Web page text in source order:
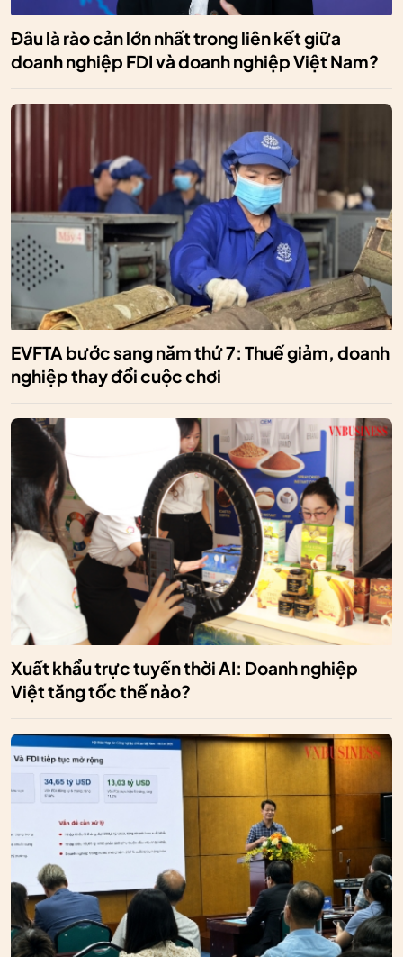
Đâu là rào cản lớn nhất trong liên kết giữa
doanh nghiệp FDI và doanh nghiệp Việt Nam?
EVFTA bước sang năm thứ 7: Thuế giảm, doanh
nghiệp thay đổi cuộc chơi
Xuất khẩu trực tuyến thời AI: Doanh nghiệp
Việt tăng tốc thế nào?